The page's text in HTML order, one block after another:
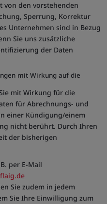
von den vorstehenden
Sperrung, Korrektur
Unternehmen sind in Bezug
Sie uns zusätzliche
der Daten
mit Wirkung auf die
mit Wirkung für die
für Abrechnungs- und
einer Kündigung/einem
nicht berührt. Durch Ihren
der bisherigen
per E-Mail
Sie zudem in jedem
Sie Ihre Einwilligung zum